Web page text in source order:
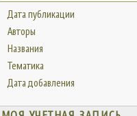
Дата публикации
Авторы
Названия
Тематика
Дата добавления